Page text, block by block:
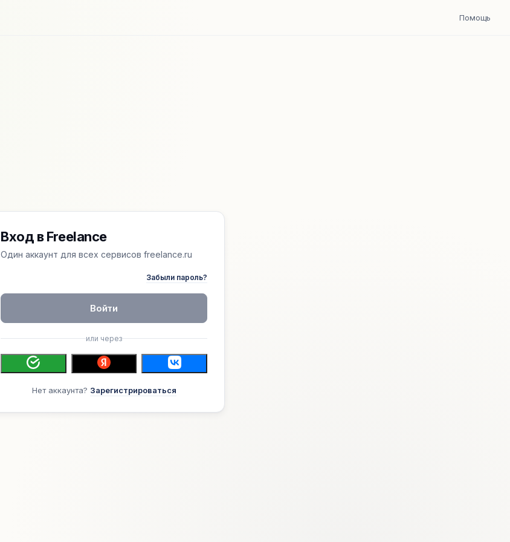
Помощь
Вход в Freelance
Один аккаунт для всех сервисов freelance.ru
Забыли пароль?
Войти
или через
Нет аккаунта? Зарегистрироваться